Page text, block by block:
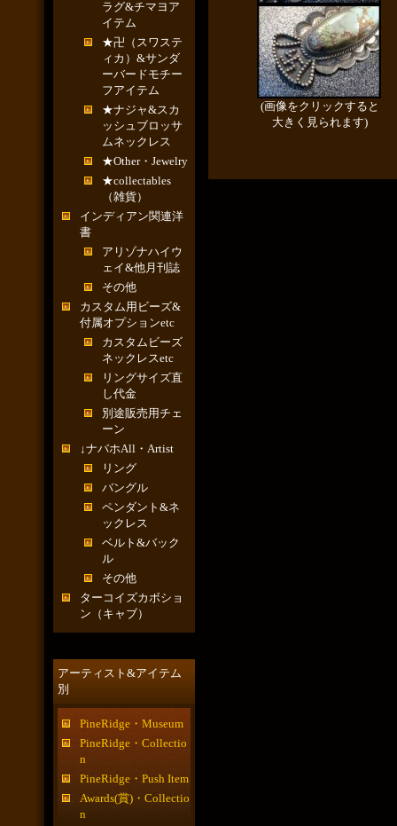
ラグ&チマヨア
イテム
★卍（スワステ
ィカ）&サンダ
ーバードモチー
フアイテム
★ナジャ&スカ
ッシュブロッサ
ムネックレス
★Other・Jewelry
★collectables
（雑貨）
インディアン関連洋
書
アリゾナハイウ
ェイ&他月刊誌
その他
カスタム用ビーズ&
付属オプションetc
カスタムビーズ
ネックレスetc
リングサイズ直
し代金
別途販売用チェ
ーン
↓ナバホAll・Artist
リング
バングル
ペンダント&ネ
ックレス
ベルト&バック
ル
その他
ターコイズカボショ
ン（キャブ）
アーティスト&アイテム
別
PineRidge・Museum
PineRidge・Collectio
n
PineRidge・Push Item
Awards(賞)・Collectio
n
(画像をクリックすると
大きく見られます)